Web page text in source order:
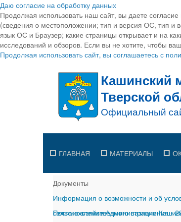
Даю согласие на обработку данных
Продолжая использовать наш сайт, вы даете
(сведения о местоположении; тип и версия ОС, тип и
язык ОС и Браузер; какие страницы открывает и на
исследований и обзоров. Если вы не хотите, чтобы
Продолжая использовать сайт, вы соглашаетесь с
ГЛАВНАЯ МАТЕРИАЛЫ
Документы
Информация о возможности и об
сельскохозяйственного назначения-
Постановление Администрации